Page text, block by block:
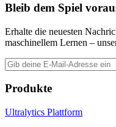
Bleib dem Spiel
Erhalte die neuesten
maschinellem Lernen –
Produkte
Ultralytics Plattform